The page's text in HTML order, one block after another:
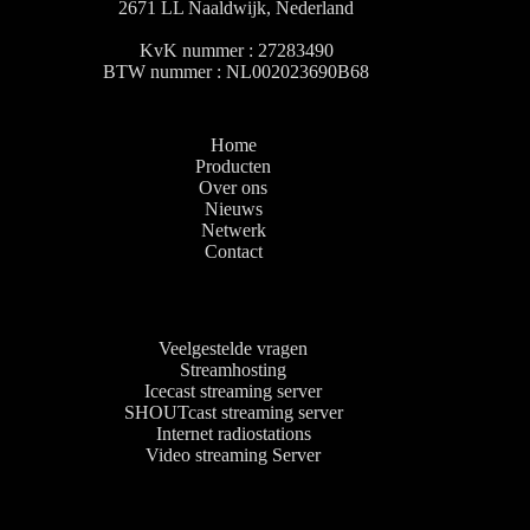
2671 LL Naaldwijk, Nederland
KvK nummer : 27283490
BTW nummer : NL002023690B68
Home
Producten
Over ons
Nieuws
Netwerk
Contact
Veelgestelde vragen
Streamhosting
Icecast streaming server
SHOUTcast streaming server
Internet radiostations
Video streaming Server